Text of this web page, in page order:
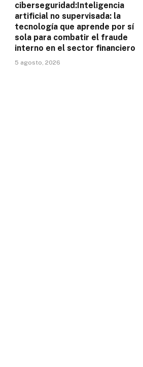
ciberseguridad:Inteligencia
artificial no supervisada: la
tecnología que aprende por sí
sola para combatir el fraude
interno en el sector financiero
5 agosto, 2026